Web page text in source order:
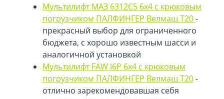
Мультилифт МАЗ 6312C5 6х4 с крюковым
погрузчиком ПАЛФИНГЕР Велмаш Т20-
прекрасный выбор для ограниченного
бюджета, с хорошо известным шасси и
аналогичной установкой
Мультилифт FAW J6P 6х4 с крюковым
погрузчиком ПАЛФИНГЕР Велмаш Т20-
отлично зарекомендовавшая себя